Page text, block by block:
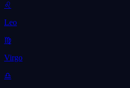
♌
Leo
♍
Virgo
♎